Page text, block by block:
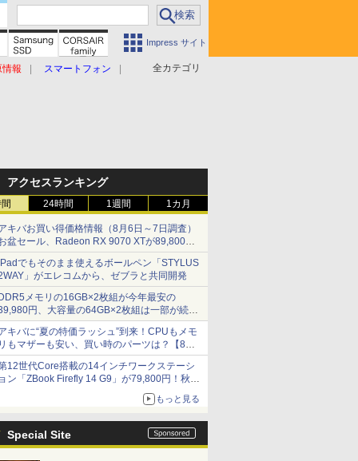
Impress サイト
全カテゴリ
情報 スマートフォン
アクセスランキング
24時間 1週間 1カ月
キバお買い得価格情報（8月6日～7日調査）
盆セール、Radeon RX 9070 XTが89,800
、水平周波数24.8kHz対応の17型モニターが
円、暑さ指数連動セール ほか
でもそのまま使えるボールペン「STYLUS
」がエレコムから、ゼブラと共同開発
メモリの16GB×2枚組が今年最安の
円、大容量の64GB×2枚組は一部が続騰
月前半のメモリ価格]
キバに“夏の特価ラッシュ”到来！CPUもメモ
もマザーも安い、買い時のパーツは？【8月7
(金)22時配信】
12世代Core搭載の14インチワークステーシ
ン「ZBook Firefly 14 G9」が79,800円！秋葉
もっと見る
Special Site